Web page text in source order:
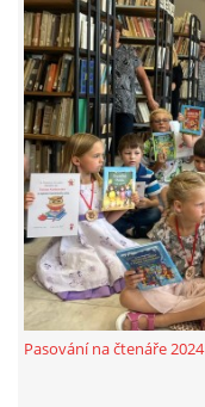
Pasování na čtenáře 2024